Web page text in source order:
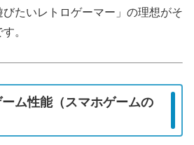
びたいレトロゲーマー」の理想がそ
。
ム性能（スマホゲームの